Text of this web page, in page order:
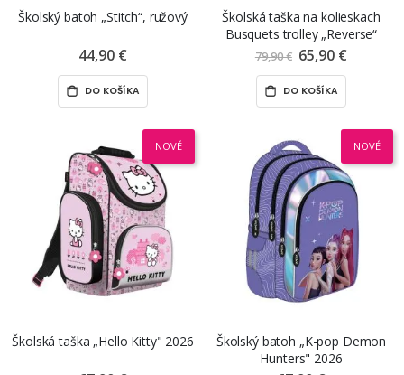
Školský batoh „Stitch“, ružový
44,90 €
DO KOŠÍKA
Školská taška na kolieskach
Busquets trolley „Reverse“
79,90 € Znížená
cena
65,90 €
DO KOŠÍKA
NOVÉ
Školská taška „Hello Kitty" 2026
NOVÉ
Školský batoh „K-pop Demon
Hunters" 2026